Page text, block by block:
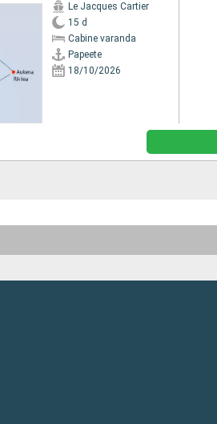
Le Jacques Cartier
15 d
Cabine varanda
Papeete
18/10/2026